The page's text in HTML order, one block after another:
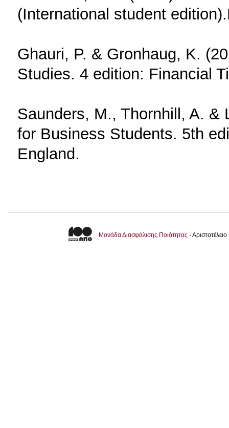
(International student
Ghauri, P. & Gronhaug, K.
Studies. 4 edition: Financial
Saunders, M., Thornhill, A. &
for Business Students. 5th
England.
Μονάδα Διασφάλισης Ποιότητας -